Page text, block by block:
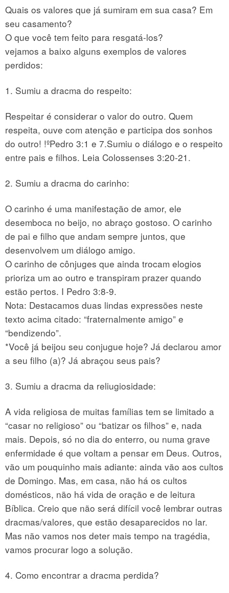
Quais os valores que já sumiram em sua casa? Em
seu casamento?
O que você tem feito para resgatá-los?
vejamos a baixo alguns exemplos de valores
perdidos:
1. Sumiu a dracma do respeito:
Respeitar é considerar o valor do outro. Quem
respeita, ouve com atenção e participa dos sonhos
do outro! !ºPedro 3:1 e 7.Sumiu o diálogo e o respeito
entre pais e filhos. Leia Colossenses 3:20-21.
2. Sumiu a dracma do carinho:
O carinho é uma manifestação de amor, ele
desemboca no beijo, no abraço gostoso. O carinho
de pai e filho que andam sempre juntos, que
desenvolvem um diálogo amigo.
O carinho de cônjuges que ainda trocam elogios
prioriza um ao outro e transpiram prazer quando
estão pertos. I Pedro 3:8-9.
Nota: Destacamos duas lindas expressões neste
texto acima citado: “fraternalmente amigo” e
“bendizendo”.
*Você já beijou seu conjugue hoje? Já declarou amor
a seu filho (a)? Já abraçou seus pais?
3. Sumiu a dracma da reliugiosidade:
A vida religiosa de muitas famílias tem se limitado a
“casar no religioso” ou “batizar os filhos” e, nada
mais. Depois, só no dia do enterro, ou numa grave
enfermidade é que voltam a pensar em Deus. Outros,
vão um pouquinho mais adiante: ainda vão aos cultos
de Domingo. Mas, em casa, não há os cultos
domésticos, não há vida de oração e de leitura
Bíblica. Creio que não será difícil você lembrar outras
dracmas/valores, que estão desaparecidos no lar.
Mas não vamos nos deter mais tempo na tragédia,
vamos procurar logo a solução.
4. Como encontrar a dracma perdida?